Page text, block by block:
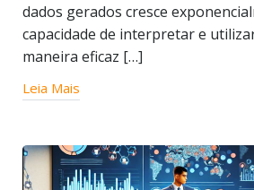
dados gerados cresce
capacidade de interpretar e
maneira eficaz […]
Leia Mais